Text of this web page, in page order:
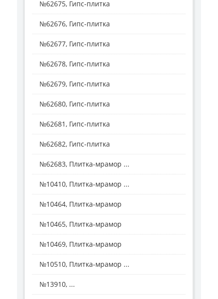
№62675, Гипс-плитка
№62676, Гипс-плитка
№62677, Гипс-плитка
№62678, Гипс-плитка
№62679, Гипс-плитка
№62680, Гипс-плитка
№62681, Гипс-плитка
№62682, Гипс-плитка
№62683, Плитка-мрамор ...
№10410, Плитка-мрамор ...
№10464, Плитка-мрамор
№10465, Плитка-мрамор
№10469, Плитка-мрамор
№10510, Плитка-мрамор ...
№13910, ...